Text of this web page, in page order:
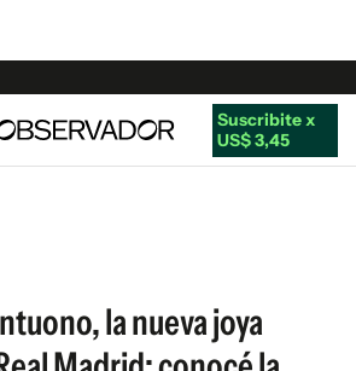
Suscribite x
US$ 3,45
la nueva joya